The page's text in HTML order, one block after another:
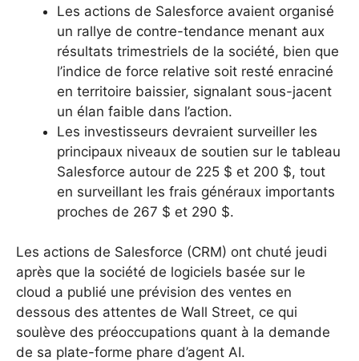
Les actions de Salesforce avaient organisé
un rallye de contre-tendance menant aux
résultats trimestriels de la société, bien que
l’indice de force relative soit resté enraciné
en territoire baissier, signalant sous-jacent
un élan faible dans l’action.
Les investisseurs devraient surveiller les
principaux niveaux de soutien sur le tableau
Salesforce autour de 225 $ et 200 $, tout
en surveillant les frais généraux importants
proches de 267 $ et 290 $.
Les actions de Salesforce (CRM) ont chuté jeudi
après que la société de logiciels basée sur le
cloud a publié une prévision des ventes en
dessous des attentes de Wall Street, ce qui
soulève des préoccupations quant à la demande
de sa plate-forme phare d’agent AI.